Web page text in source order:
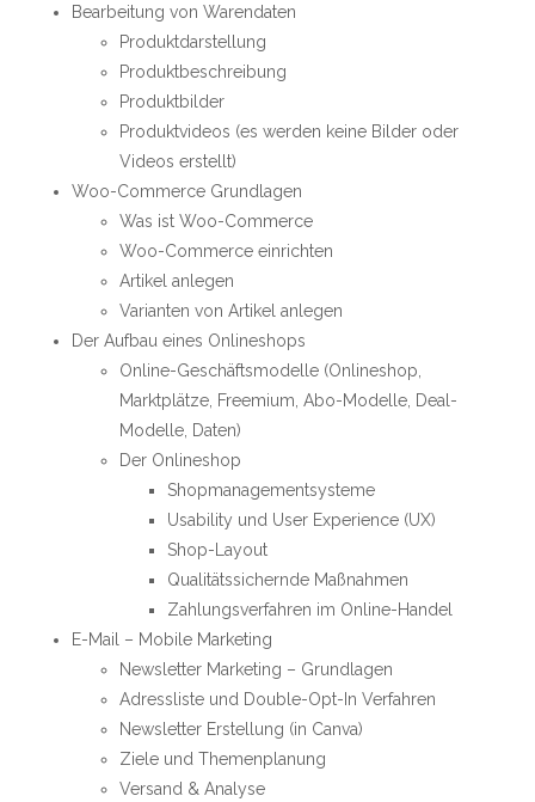
Bearbeitung von Warendaten
Produktdarstellung
Produktbeschreibung
Produktbilder
Produktvideos (es werden keine Bilder oder
Videos erstellt)
Woo-Commerce Grundlagen
Was ist Woo-Commerce
Woo-Commerce einrichten
Artikel anlegen
Varianten von Artikel anlegen
Der Aufbau eines Onlineshops
Online-Geschäftsmodelle (Onlineshop,
Marktplätze, Freemium, Abo-Modelle, Deal-
Modelle, Daten)
Der Onlineshop
Shopmanagementsysteme
Usability und User Experience (UX)
Shop-Layout
Qualitätssichernde Maßnahmen
Zahlungsverfahren im Online-Handel
E-Mail – Mobile Marketing
Newsletter Marketing – Grundlagen
Adressliste und Double-Opt-In Verfahren
Newsletter Erstellung (in Canva)
Ziele und Themenplanung
Versand & Analyse